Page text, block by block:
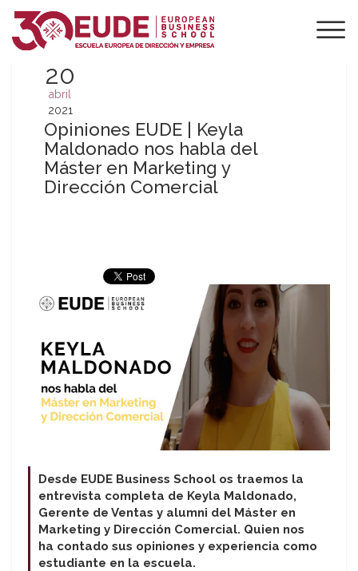
20
abril
2021
Opiniones EUDE | Keyla
Maldonado nos habla del
Máster en Marketing y
Dirección Comercial
Desde EUDE Business School os traemos la
entrevista completa de Keyla Maldonado,
Gerente de Ventas y alumni del Máster en
Marketing y Dirección Comercial. Quien nos
ha contado sus opiniones y experiencia como
estudiante en la escuela.